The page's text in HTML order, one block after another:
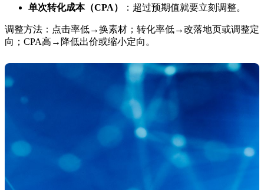
单次转化成本（CPA）
：超过预期值就要立刻调整。
调整方法：点击率低→换素材；转化率低→改落地页或调整定
向；CPA高→降低出价或缩小定向。